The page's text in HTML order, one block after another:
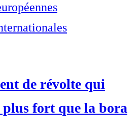
de révolte qui
plus fort que la bora